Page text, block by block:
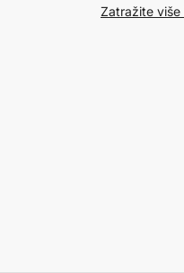
Zatražite više